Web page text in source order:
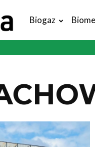
Magazyn
Biogaz